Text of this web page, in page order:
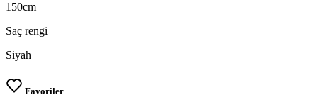
150cm
Saç rengi
Siyah
Favoriler